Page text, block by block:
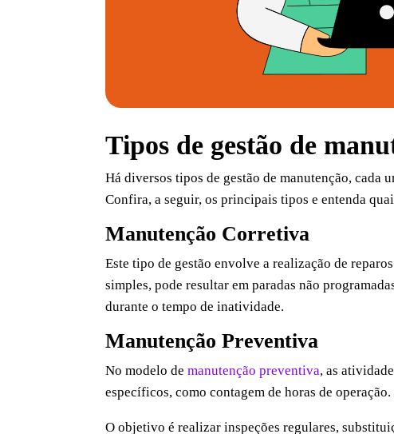
Tipos de gestão de
Há diversos tipos de gestão de manutenção, cada
Confira, a seguir, os principais tipos e entenda
Manutenção Corretiva
Este tipo de gestão envolve a realização de
simples, pode resultar em paradas não
durante o tempo de inatividade.
Manutenção Preventiva
No modelo de manutenção preventiva, as
específicos, como contagem de horas de operação.
O objetivo é realizar inspeções regulares,